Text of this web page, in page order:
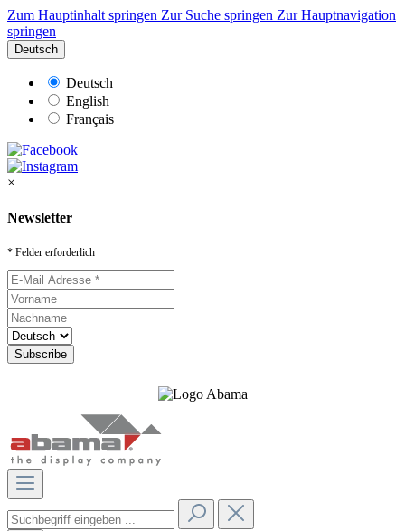
Zum Hauptinhalt springen Zur Suche springen Zur Hauptnavigation
springen
Deutsch
Deutsch
English
Français
×
Newsletter
* Felder erforderlich